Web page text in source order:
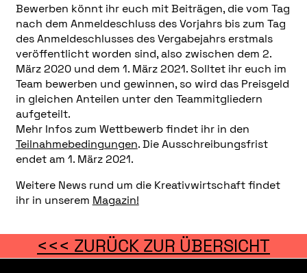
Bewerben könnt ihr euch mit Beiträgen, die vom Tag
nach dem Anmeldeschluss des Vorjahrs bis zum Tag
des Anmeldeschlusses des Vergabejahrs erstmals
veröffentlicht worden sind, also zwischen dem 2.
März 2020 und dem 1. März 2021. Solltet ihr euch im
Team bewerben und gewinnen, so wird das Preisgeld
in gleichen Anteilen unter den Teammitgliedern
aufgeteilt.
Mehr Infos zum Wettbewerb findet ihr in den
Teilnahmebedingungen. Die Ausschreibungsfrist
endet am 1. März 2021.
Weitere News rund um die Kreativwirtschaft findet
ihr in unserem Magazin!
<<< ZURÜCK ZUR ÜBERSICHT